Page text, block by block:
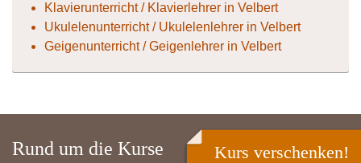
Klavierunterricht / Klavierlehrer in Velbert
Ukulelenunterricht / Ukulelenlehrer in Velbert
Geigenunterricht / Geigenlehrer in Velbert
Rund um die Kurse Kurs verschenken!